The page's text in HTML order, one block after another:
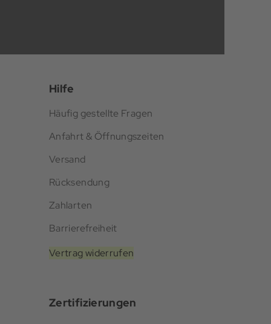
Hilfe
Häufig gestellte Fragen
Anfahrt & Öffnungszeiten
Versand
Rücksendung
Zahlarten
Barrierefreiheit
Vertrag widerrufen
Zertifizierungen